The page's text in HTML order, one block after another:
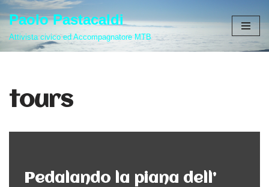
Vai
Paolo Pastacaldi
Attivista civico ed Accompagnatore MTB
tours
Pedalando la piana dell’